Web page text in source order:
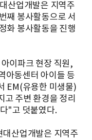
산업개발은 지역주
째 봉사활동으로 서
화 봉사활동을 진행
이파크 현장 직원,
아동센터 아이들 등
EM(유용한 미생물)
고 주변 환경을 정리
"고 덧붙였다.
산업개발은 지역주